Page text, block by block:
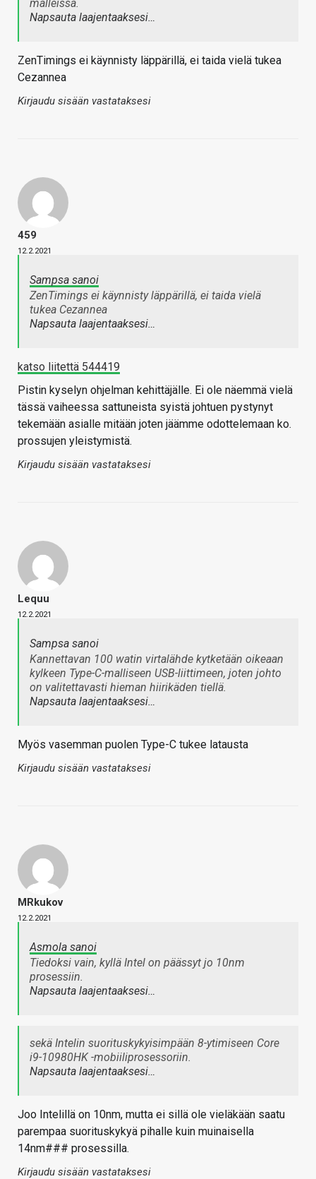
malleissa.
Napsauta laajentaaksesi…
ZenTimings ei käynnisty läppärillä, ei taida vielä tukea
Cezannea
Kirjaudu sisään vastataksesi
459
12.2.2021
Sampsa sanoi
ZenTimings ei käynnisty läppärillä, ei taida vielä
tukea Cezannea
Napsauta laajentaaksesi…
katso liitettä 544419
Pistin kyselyn ohjelman kehittäjälle. Ei ole näemmä vielä
tässä vaiheessa sattuneista syistä johtuen pystynyt
tekemään asialle mitään joten jäämme odottelemaan ko.
prossujen yleistymistä.
Kirjaudu sisään vastataksesi
Lequu
12.2.2021
Sampsa sanoi
Kannettavan 100 watin virtalähde kytketään oikeaan
kylkeen Type-C-malliseen USB-liittimeen, joten johto
on valitettavasti hieman hiirikäden tiellä.
Napsauta laajentaaksesi…
Myös vasemman puolen Type-C tukee latausta
Kirjaudu sisään vastataksesi
MRkukov
12.2.2021
Asmola sanoi
Tiedoksi vain, kyllä Intel on päässyt jo 10nm
prosessiin.
Napsauta laajentaaksesi…
sekä Intelin suorituskykyisimpään 8-ytimiseen Core
i9-10980HK -mobiiliprosessoriin.
Napsauta laajentaaksesi…
Joo Intelillä on 10nm, mutta ei sillä ole vieläkään saatu
parempaa suorituskykyä pihalle kuin muinaisella
14nm### prosessilla.
Kirjaudu sisään vastataksesi